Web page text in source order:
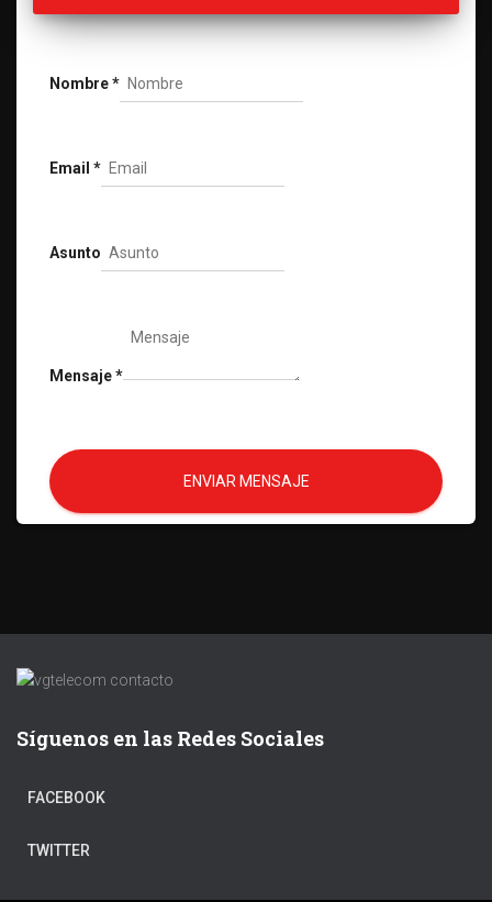
Nombre*
Email *
Asunto
Mensaje*
ENVIAR MENSAJE
Síguenos en las Redes Sociales
FACEBOOK
TWITTER